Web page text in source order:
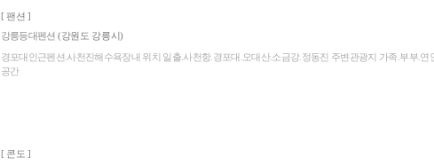
[ 팬션 ]
강릉등대펜션 (강원도 강릉시)
경포대인근펜션.사천진해수욕장내 위치 일출.사천항.경포대.오대산.소금강.정동진 주변관광지 가족.부부.연
공간
[ 콘도 ]